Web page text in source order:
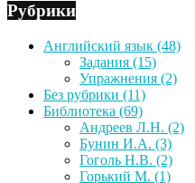
Рубрики
Английский язык (48)
Задания (15)
Упражнения (2)
Без рубрики (11)
Библиотека (69)
Андреев Л.Н. (2)
Бунин И.А. (3)
Гоголь Н.В. (2)
Горький М. (1)